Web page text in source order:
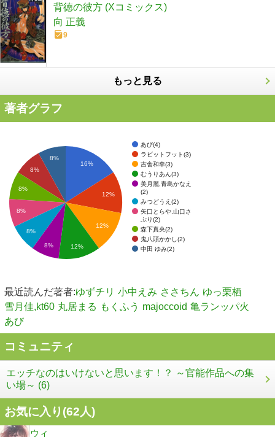
背徳の彼方 (Xコミックス)
向 正義
9
もっと見る
著者グラフ
あび(4)
ラビットフット(3)
吉舎和幸(3)
むうりあん(3)
美月麗,青島かなえ
(2)
みつどうえ(2)
矢口とらや,山口さ
ぷり(2)
森下真央(2)
鬼八頭かかし(2)
中田 ゆみ(2)
16%
12%
12%
8%
8%
8%
8%
8%
8% 12%
最近読んだ著者:ゆずチリ 小中えみ ささちん ゆっ栗栖
雪月佳,kt60 丸居まる もくふう majoccoid 亀ランッパ火
あび
コミュニティ
エッチなのはいけないと思います！？ ～官能作品への集
い場～ (6)
お気に入り(62人)
ウィ